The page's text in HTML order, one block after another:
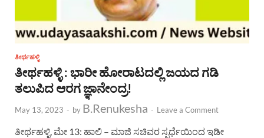
ತೀರ್ಥಹಳ್ಳಿ
ತೀರ್ಥಹಳ್ಳಿ : ಭಾರೀ ಹೋರಾಟದಲ್ಲಿ ಜಯದ ಗಡಿ
ತಲುಪಿದ ಆರಗ ಜ್ಞಾನೇಂದ್ರ!
May 13, 2023 - by B.Renukesha - Leave a Comment
ತೀರ್ಥಹಳ್ಳಿ, ಮೇ 13: ಹಾಲಿ – ಮಾಜಿ ಸಚಿವರ ಸ್ಪರ್ಧೆಯಿಂದ ಇಡೀ